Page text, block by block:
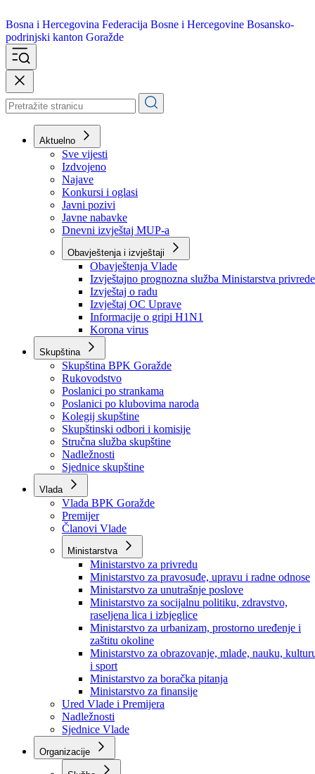
Bosna i Hercegovina
podrinjski kanton Goražde
Aktuelno
Sve vijesti
Izdvojeno
Najave
Konkursi i oglasi
Javni pozivi
Javne nabavke
Dnevni izvještaj MUP-a
Obavještenja i izvještaji
Obavještenja Vlade
Izvještajno prognozna služba Ministarstva privrede
Izvještaj o radu
Izvještaj OC Uprave
Informacije o gripi H1N1
Korona virus
Skupština
Skupština BPK Goražde
Rukovodstvo
Poslanici po strankama
Poslanici po klubovima naroda
Kolegij skupštine
Skupštinski odbori i komisije
Stručna služba skupštine
Nadležnosti
Sjednice skupštine
Vlada
Vlada BPK Goražde
Premijer
Članovi Vlade
Ministarstva
Ministarstvo za privredu
Ministarstvo za pravosuđe, upravu i radne odnose
Ministarstvo za unutrašnje poslove
Ministarstvo za socijalnu politiku, zdravstvo,
raseljena lica i izbjeglice
Ministarstvo za urbanizam, prostorno uređenje i
zaštitu okoline
Ministarstvo za obrazovanje, mlade, nauku,
i sport
Ministarstvo za boračka pitanja
Ministarstvo za finansije
Ured Vlade i Premijera
Nadležnosti
Sjednice Vlade